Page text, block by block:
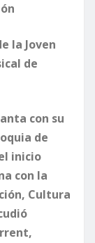
la Joven
de
con su
de
inicio
con la
Cultura